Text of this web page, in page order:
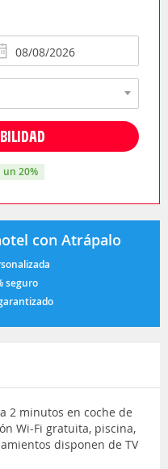
un 20%
con Atrápalo
seguro
2 minutos en coche de
Wi-Fi gratuita, piscina,
disponen de TV